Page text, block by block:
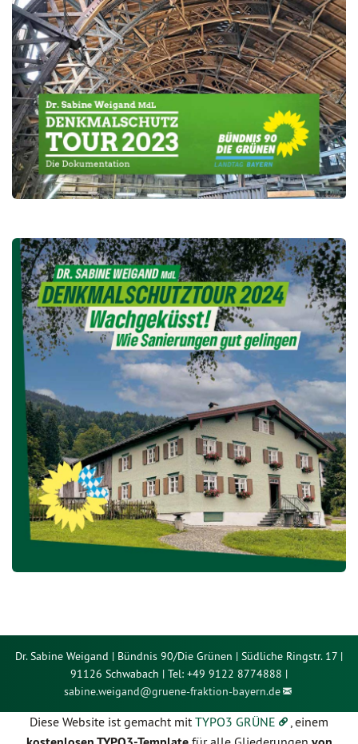
Dr. Sabine Weigand | Bündnis 90/Die Grünen | Südliche Ringstr. 17 |
91126 Schwabach | Tel: +49 9122 8774888 |
sabine.weigand@gruene-fraktion-bayern.de
Diese Website ist gemacht mitTYPO3 GRÜNE , einem